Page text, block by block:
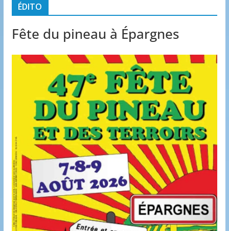
ÉDITO
Fête du pineau à Épargnes